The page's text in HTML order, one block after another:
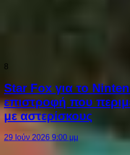
8
Star Fox για το
επιστροφή που
με αστερίσκους
29 Ιούν 2026 9:00 μμ